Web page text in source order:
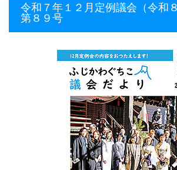
令和７年１２月定例議会（令和
第８９号